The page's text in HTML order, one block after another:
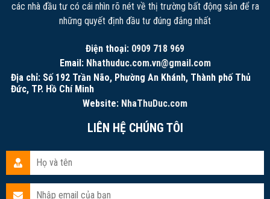
các nhà đầu tư có cái nhìn rõ nét về thị trường bất động sản để ra
những quyết định đầu tư đúng đắng nhất
Điện thoại: 0909 718 969
Email: Nhathuduc.com.vn@gmail.com
Địa chỉ: Số 192 Trần Não, Phường An Khánh, Thành phố Thủ
Đức, TP. Hồ Chí Minh
Website: NhaThuDuc.com
LIÊN HỆ CHÚNG TÔI